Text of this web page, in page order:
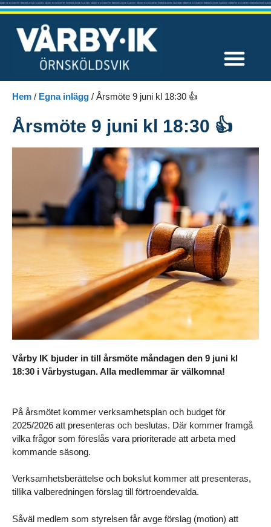
Hem / Egna inlägg / Årsmöte 9 juni kl 18:30 👍
Årsmöte 9 juni kl 18:30 👍
Vårby IK bjuder in till årsmöte måndagen den 9 juni kl
18:30 i Vårbystugan. Alla medlemmar är välkomna!
På årsmötet kommer verksamhetsplan och budget för
2025/2026 att presenteras och beslutas. Där kommer framgå
vilka frågor som föreslås vara prioriterade att arbeta med
kommande säsong.
Verksamhetsberättelse och bokslut kommer att presenteras,
tillika valberedningen förslag till förtroendevalda.
Såväl medlem som styrelsen får avge förslag (motion) att